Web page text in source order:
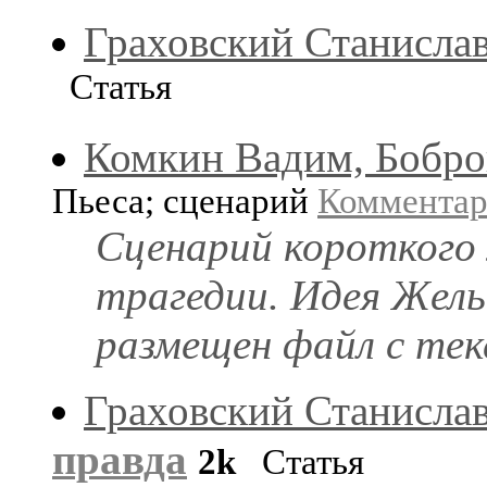
Граховский
Статья
Комкин Вадим,
Пьеса; сценарий
Сценарий
трагедии. Идея
размещен файл с
Граховский
правда 2k Статья